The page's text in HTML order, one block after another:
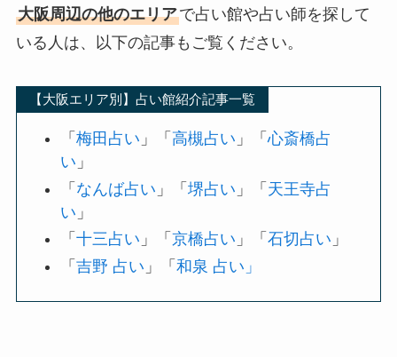
大阪周辺の他のエリアで占い館や占い師を探して
いる人は、以下の記事もご覧ください。
【大阪エリア別】占い館紹介記事一覧
「梅田占い 」「高槻占い 」「心斎橋占
い 」
「 なんば占い 」「堺占い 」「 天王寺占
い 」
「十三占い 」「京橋占い 」「石切占い 」
「吉野 占い 」「和泉 占い」